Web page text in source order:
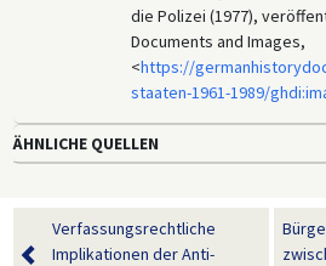
die Polizei (1977),
Documents and Images,
<https://
staaten-1961-1989/
ÄHNLICHE QUELLEN
Verfassungsrechtliche
Implikationen der Anti-